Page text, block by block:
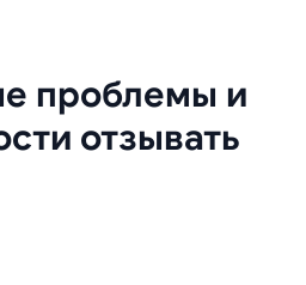
проблемы и
отзывать